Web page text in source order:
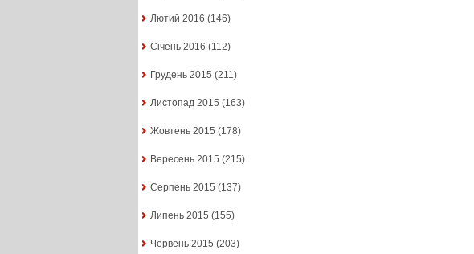
Лютий 2016 (146)
Січень 2016 (112)
Грудень 2015 (211)
Листопад 2015 (163)
Жовтень 2015 (178)
Вересень 2015 (215)
Серпень 2015 (137)
Липень 2015 (155)
Червень 2015 (203)